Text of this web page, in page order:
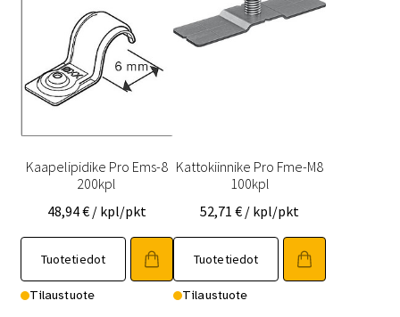
Kaapelipidike Pro Ems-8
200kpl
48,94€ / kpl/pkt
Tuotetiedot
Tilaustuote
Kattokiinnike Pro Fme-M8
100kpl
52,71€ / kpl/pkt
Tuotetiedot
Tilaustuote